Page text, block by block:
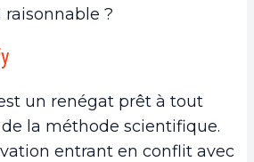
raisonnable ?
un renégat prêt à tout
la méthode scientifique.
entrant en conflit avec